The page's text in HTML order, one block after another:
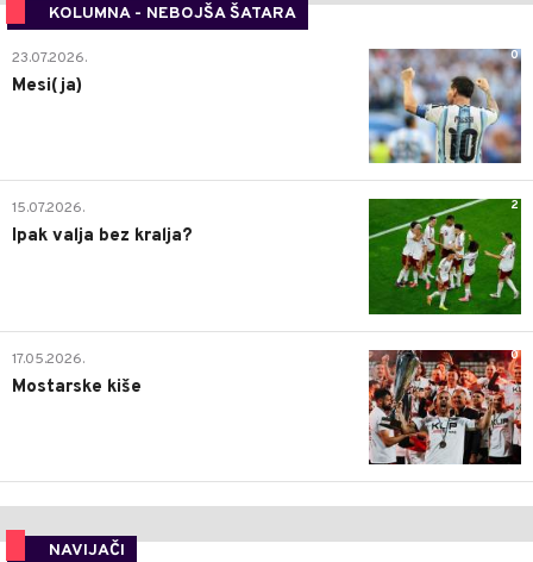
KOLUMNA - NEBOJŠA ŠATARA
0
23.07.2026.
Mesi(ja)
2
15.07.2026.
Ipak valja bez kralja?
0
17.05.2026.
Mostarske kiše
NAVIJAČI